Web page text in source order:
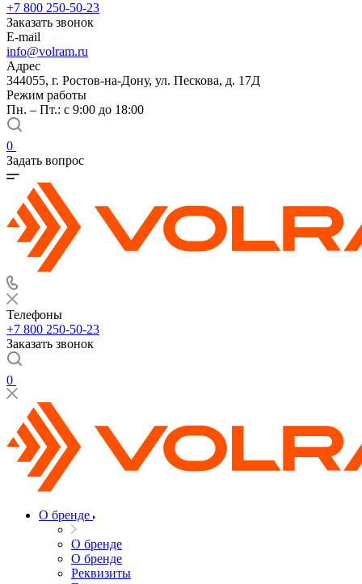
+7 800 250-50-23
Заказать звонок
E-mail
info@volram.ru
Адрес
344055, г. Ростов-на-Дону, ул. Пескова, д. 17Д
Режим работы
Пн. – Пт.: с 9:00 до 18:00
0
Задать вопрос
Телефоны
+7 800 250-50-23
Заказать звонок
0
О бренде
О бренде
О бренде
Реквизиты